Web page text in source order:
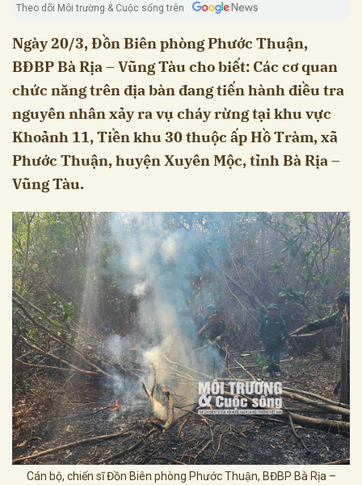
Theo dõi Môi trường & Cuộc sống trên
Ngày 20/3, Đồn Biên phòng Phước Thuận,
BĐBP Bà Rịa – Vũng Tàu cho biết: Các cơ quan
chức năng trên địa bàn đang tiến hành điều tra
nguyên nhân xảy ra vụ cháy rừng tại khu vực
Khoảnh 11, Tiền khu 30 thuộc ấp Hồ Tràm, xã
Phước Thuận, huyện Xuyên Mộc, tỉnh Bà Rịa –
Vũng Tàu.
Cán bộ, chiến sĩ Đồn Biên phòng Phước Thuận, BĐBP Bà Rịa –